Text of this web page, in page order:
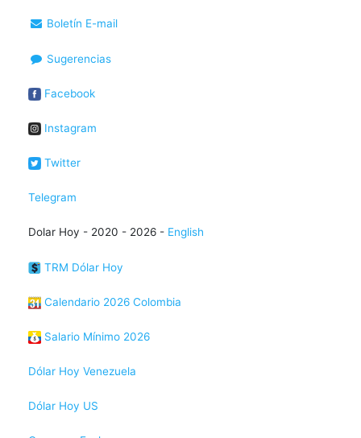
Boletín E-mail
Sugerencias
Facebook
Instagram
Twitter
Telegram
Dolar Hoy - 2020 - 2026 - English
TRM Dólar Hoy
Calendario 2026 Colombia
Salario Mínimo 2026
Dólar Hoy Venezuela
Dólar Hoy US